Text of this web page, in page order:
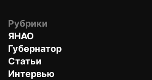
Рубрики
ЯНАО
Губернатор
Статьи
Интервью